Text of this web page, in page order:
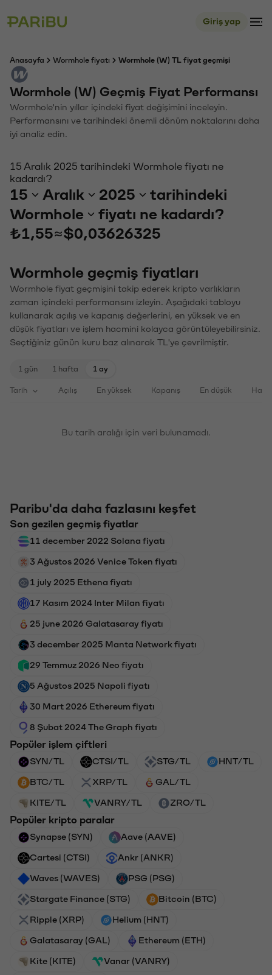
Giriş yap
Anasayfa Wormhole fiyatı Wormhole (W) TL fiyat geçmişi
Wormhole (W) Geçmiş Fiyat Performansı
Wormhole'nin yıllar içindeki fiyat değişimini inceleyin.
Performansını ve tarihindeki önemli dönüm noktalarını daha
iyi analiz edin.
15 Aralık 2025 tarihindeki Wormhole fiyatı ne
kadardı?
15 Aralık 2025
tarihindeki
Wormhole
fiyatı ne kadardı?
₺1,55≈$0,03626325
Wormhole geçmiş fiyatları
Wormhole fiyat geçmişini takip ederek kripto varlıkların
zaman içindeki performansını izleyin. Aşağıdaki tabloyu
kullanarak açılış ve kapanış değerlerini, en yüksek ve en
düşük fiyatları ve işlem hacmini kolayca görüntüleyebilirsiniz.
Seçtiğiniz günün kuru baz alınarak TL'ye çevrilmiştir.
1 gün 1 hafta 1 ay
Tarih Açılış En yüksek Kapanış En düşük
Bu tarih aralığı için veri bulunamadı.
Paribu'da daha fazlasını keşfet
Son gezilen geçmiş fiyatlar
11 december 2022 Solana fiyatı
3 Ağustos 2026 Venice Token fiyatı
1 july 2025 Ethena fiyatı
17 Kasım 2024 Inter Milan fiyatı
25 june 2026 Galatasaray fiyatı
3 december 2025 Manta Network fiyatı
29 Temmuz 2026 Neo fiyatı
5 Ağustos 2025 Napoli fiyatı
30 Mart 2026 Ethereum fiyatı
8 Şubat 2024 The Graph fiyatı
Popüler işlem çiftleri
SYN/TL CTSI/TL STG/TL HNT/TL
BTC/TL XRP/TL GAL/TL
KITE/TL VANRY/TL ZRO/TL
Popüler kripto paralar
Synapse (SYN) Aave (AAVE)
Cartesi (CTSI) Ankr (ANKR)
Waves (WAVES) PSG (PSG)
Stargate Finance (STG) Bitcoin (BTC)
Ripple (XRP) Helium (HNT)
Galatasaray (GAL) Ethereum (ETH)
Kite (KITE) Vanar (VANRY)